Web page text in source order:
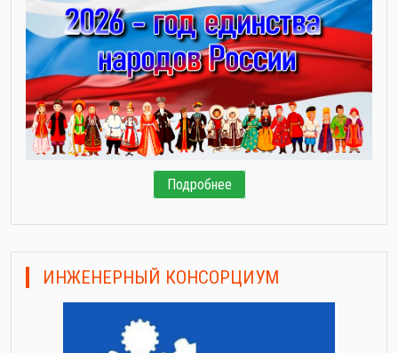
Подробнее
ИНЖЕНЕРНЫЙ КОНСОРЦИУМ